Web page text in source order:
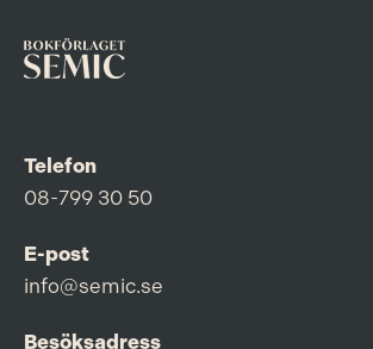
Telefon
08-799 30 50
E-post
info@semic.se
Besöksadress